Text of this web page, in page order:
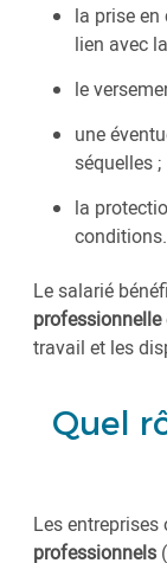
la prise en
lien avec
le
une
séquelles ;
la
conditions.
Le salarié
professionnelle
travail et les
Quel
Les entreprises
professionnels